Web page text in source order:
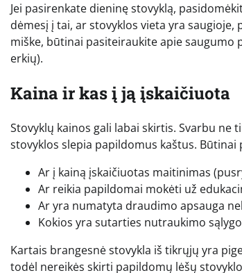
Jei pasirenkate dieninę stovyklą,
dėmesį į tai, ar stovyklos vieta yra
miške, būtinai pasiteiraukite apie
erkių).
Kaina ir kas į ją įskaičiuota
Stovyklų kainos gali labai skirtis. Svarbu ne
stovyklos slepia papildomus kaštus.
Ar į kainą įskaičiuotas maitinimas
Ar reikia papildomai mokėti už
Ar yra numatyta draudimo apsauga
Kokios yra sutarties nutraukimo
Kartais brangesnė stovykla iš tikrųjų yra
todėl nereikės skirti papildomų lėšų